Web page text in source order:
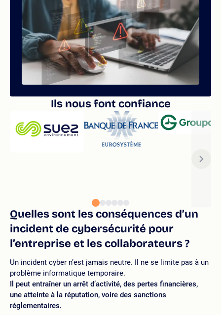
Ils nous font confiance
Quelles sont les conséquences d’un
incident de cybersécurité pour
l’entreprise et les collaborateurs ?
Un incident cyber n’est jamais neutre. Il ne se limite pas à un
problème informatique temporaire.
Il peut entraîner un arrêt d’activité, des pertes financières,
une atteinte à la réputation, voire des sanctions
réglementaires.